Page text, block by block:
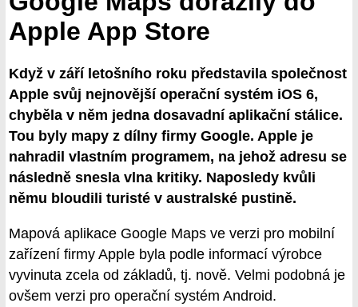
Apple App Store
Když v září letošního roku představila společnost
Apple svůj nejnovější operační systém iOS 6,
chyběla v něm jedna dosavadní aplikační stálice.
Tou byly mapy z dílny firmy Google. Apple je
nahradil vlastním programem, na jehož adresu se
následně snesla vlna kritiky. Naposledy kvůli
němu bloudili turisté v australské pustině.
Mapová aplikace Google Maps ve verzi pro mobilní
zařízení firmy Apple byla podle informací výrobce
vyvinuta zcela od základů, tj. nově. Velmi podobná je
ovšem verzi pro operační systém Android.